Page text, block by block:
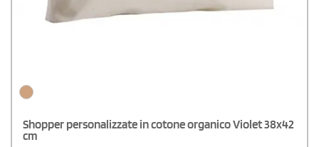
Shopper personalizzate in cotone organico Violet 38x42
cm